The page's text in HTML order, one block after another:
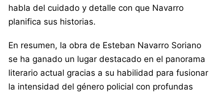
habla del cuidado y detalle con que Navarro
planifica sus historias.
En resumen, la obra de Esteban Navarro Soriano
se ha ganado un lugar destacado en el panorama
literario actual gracias a su habilidad para fusionar
la intensidad del género policial con profundas